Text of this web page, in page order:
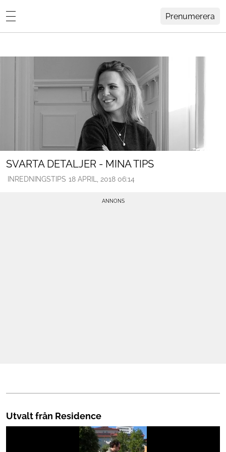
Prenumerera
Arkitektur
Konst
Lovisa Häger MENY
ARKIV
KONTAKT
SVARTA DETALJER - MINA TIPS
INREDNINGSTIPS 18 APRIL, 2018 06:14
Utvalt från Residence